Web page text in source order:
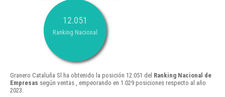
12.051
Ranking Nacional
Granero Cataluña Sl ha obtenido la posición 12.051 del Ranking Nacional de
Empresas según ventas , empeorando en 1.029 posiciones respecto al año
2023.